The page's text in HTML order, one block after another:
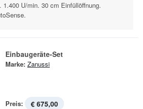
1.400 U/min. 30 cm Einfüllöffnung.
Einbaugeräte-Set
Marke: Zanussi
Preis: € 675,00